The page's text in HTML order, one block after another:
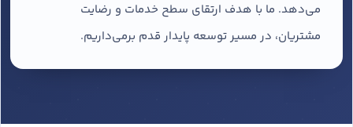
می‌دهد. ما با هدف ارتقای سطح خدمات و رضایت
مشتریان، در مسیر توسعه پایدار قدم برمی‌داریم.